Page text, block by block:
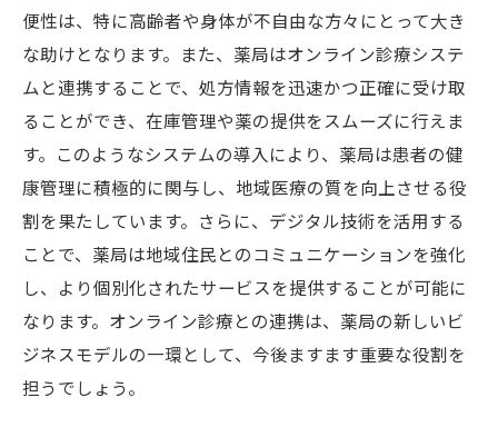
便性は、特に高齢者や身体が不自由な方々にとって大き
な助けとなります。また、薬局はオンライン診療システ
ムと連携することで、処方情報を迅速かつ正確に受け取
ることができ、在庫管理や薬の提供をスムーズに行えま
す。このようなシステムの導入により、薬局は患者の健
康管理に積極的に関与し、地域医療の質を向上させる役
割を果たしています。さらに、デジタル技術を活用する
ことで、薬局は地域住民とのコミュニケーションを強化
し、より個別化されたサービスを提供することが可能に
なります。オンライン診療との連携は、薬局の新しいビ
ジネスモデルの一環として、今後ますます重要な役割を
担うでしょう。